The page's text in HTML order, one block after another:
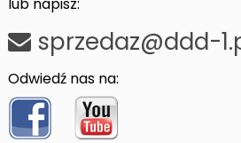
sprzedaz@ddd-
Odwiedź nas na: